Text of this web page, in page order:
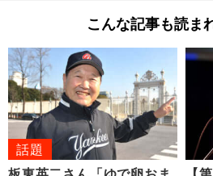
こんな記事も読ま
話題